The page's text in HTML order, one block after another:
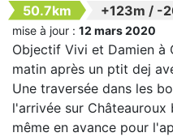
50.7km +123m / -
mise à jour : 12 mars 2020
Objectif Vivi et Damien
matin après un ptit dej
Une traversée dans les
l'arrivée sur
même en avance pour